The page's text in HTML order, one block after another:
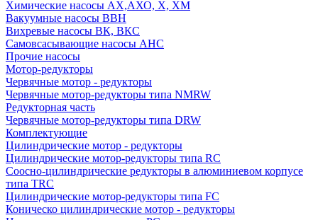
Химические насосы АХ,АХО, Х, ХМ
Вакуумные насосы ВВН
Вихревые насосы ВК, ВКС
Самовсасывающие насосы АНС
Прочие насосы
Мотор-редукторы
Червячные мотор - редукторы
Червячные мотор-редукторы типа NMRW
Редукторная часть
Червячные мотор-редукторы типа DRW
Комплектующие
Цилиндрические мотор - редукторы
Цилиндрические мотор-редукторы типа RC
Соосно-цилиндрические редукторы в алюминиевом корпусе
типа TRC
Цилиндрические мотор-редукторы типа FC
Коническо цилиндрические мотор - редукторы